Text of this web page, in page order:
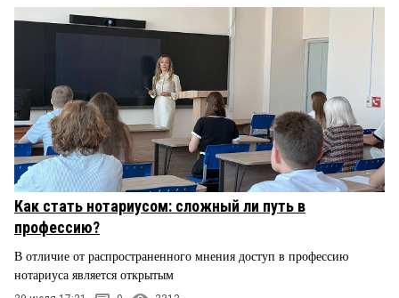
Как стать нотариусом: сложный ли путь в
профессию?
В отличие от распространенного мнения доступ в профессию
нотариуса является открытым